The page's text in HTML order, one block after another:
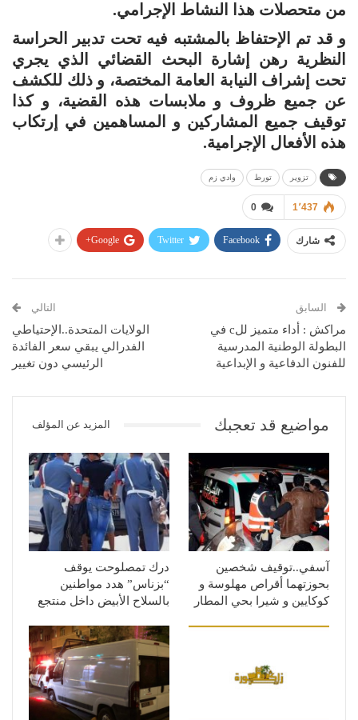
من متحصلات هذا النشاط الإجرامي.
و قد تم الإحتفاظ بالمشتبه فيه تحت تدبير الحراسة
النظرية رهن إشارة البحث القضائي الذي يجري
تحت إشراف النيابة العامة المختصة، و ذلك للكشف
عن جميع ظروف و ملابسات هذه القضية، و كذا
توقيف جميع المشاركين و المساهمين في إرتكاب
هذه الأفعال الإجرامية.
تزوير تورط وادي زم
0 1٬437
شارك Facebook
Twitter
Google+
السابق
مراكش : أداء متميز للc في
البطولة الوطنية المدرسية
للفنون الدفاعية و الإبداعية
التالي
الولايات المتحدة..الإحتياطي
الفدرالي يبقي سعر الفائدة
الرئيسي دون تغيير
مواضيع قد تعجبك المزيد عن المؤلف
آسفي..توقيف شخصين
بحوزتهما أقراص مهلوسة و
كوكايين و شيرا بحي المطار
درك تمصلوحت يوقف
“بزناس” هدد مواطنين
بالسلاح الأبيض داخل منتجع